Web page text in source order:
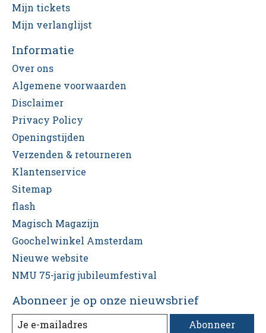
Mijn tickets
Mijn verlanglijst
Informatie
Over ons
Algemene voorwaarden
Disclaimer
Privacy Policy
Openingstijden
Verzenden & retourneren
Klantenservice
Sitemap
flash
Magisch Magazijn
Goochelwinkel Amsterdam
Nieuwe website
NMU 75-jarig jubileumfestival
Abonneer je op onze nieuwsbrief
Abonneer